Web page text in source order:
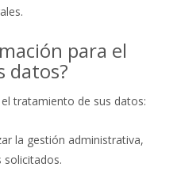
para el
datos?
tratamiento de sus datos:
la gestión administrativa,
solicitados.